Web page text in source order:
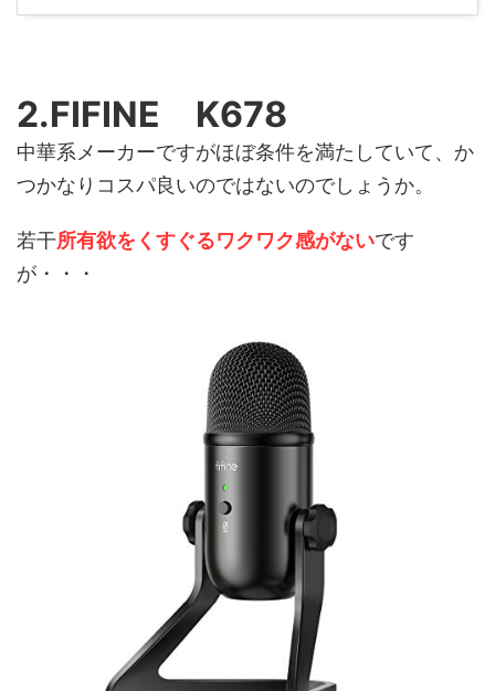
2.FIFINE K678
中華系メーカーですがほぼ条件を満たしていて、か
つかなりコスパ良いのではないのでしょうか。
若干所有欲をくすぐるワクワク感がないです
が・・・